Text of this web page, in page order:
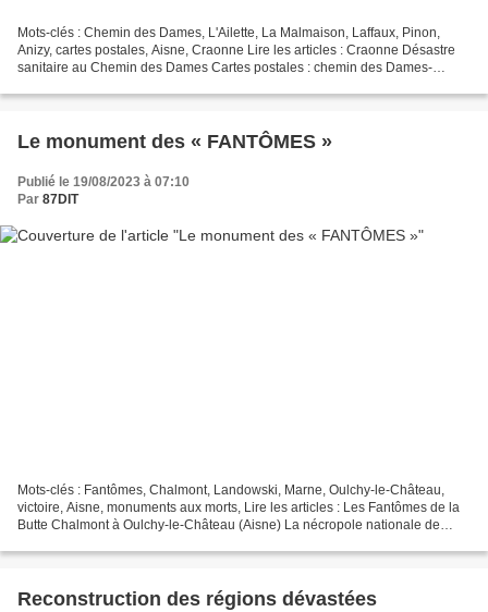
Mots-clés : Chemin des Dames, L'Ailette, La Malmaison, Laffaux, Pinon,
Anizy, cartes postales, Aisne, Craonne Lire les articles : Craonne Désastre
sanitaire au Chemin des Dames Cartes postales : chemin des Dames-
Le monument des « FANTÔMES »
Publié le 19/08/2023 à 07:10
Par 87DIT
Mots-clés : Fantômes, Chalmont, Landowski, Marne, Oulchy-le-Château,
victoire, Aisne, monuments aux morts, Lire les articles : Les Fantômes de la
Butte Chalmont à Oulchy-le-Château (Aisne) La nécropole nationale de
Reconstruction des régions dévastées